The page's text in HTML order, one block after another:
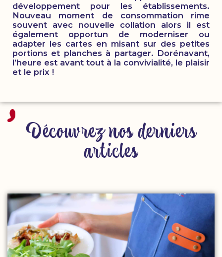
développement pour les établissements.
Nouveau moment de consommation rime
souvent avec nouvelle collation alors il est
également opportun de moderniser ou
adapter les cartes en misant sur des petites
portions et planches à partager. Dorénavant,
l’heure est avant tout à la convivialité, le plaisir
et le prix !
Découvrez nos derniers
articles